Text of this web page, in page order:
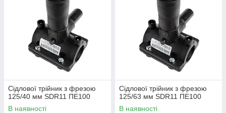
Сідлової трійник з фрезою
125/40 мм SDR11 ПЕ100
В наявності
Сідлової трійник з фрезою
125/63 мм SDR11 ПЕ100
В наявності